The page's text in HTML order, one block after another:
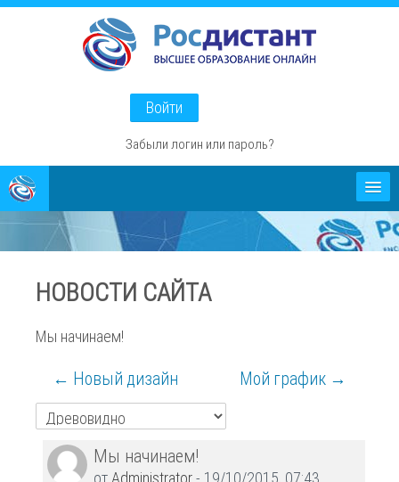
Перейти
Войти
Забыли логин или пароль?
Абитуриентам
О проекте
Способы оплаты
НОВОСТИ САЙТА
Мы начинаем!
← Новый дизайн Мой график →
Мы начинаем!
отAdministrator- 19/10/2015, 07:43
Количество
ответов: